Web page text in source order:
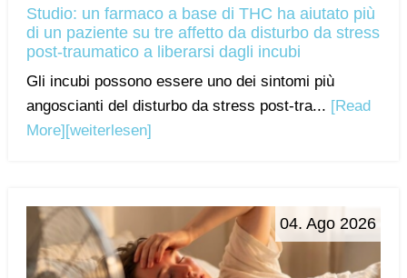
Studio: un farmaco a base di THC ha aiutato più
di un paziente su tre affetto da disturbo da stress
post-traumatico a liberarsi dagli incubi
Gli incubi possono essere uno dei sintomi più
angoscianti del disturbo da stress post-tra... [Read
More] [weiterlesen]
04. Ago 2026